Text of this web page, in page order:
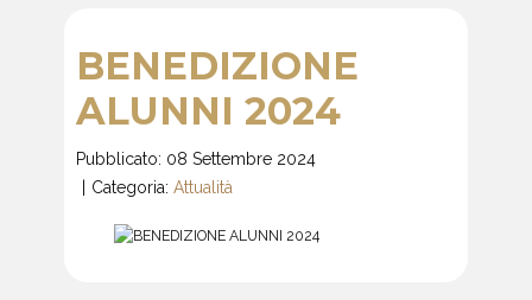
BENEDIZIONE
ALUNNI 2024
Pubblicato: 08 Settembre 2024
Categoria: Attualità